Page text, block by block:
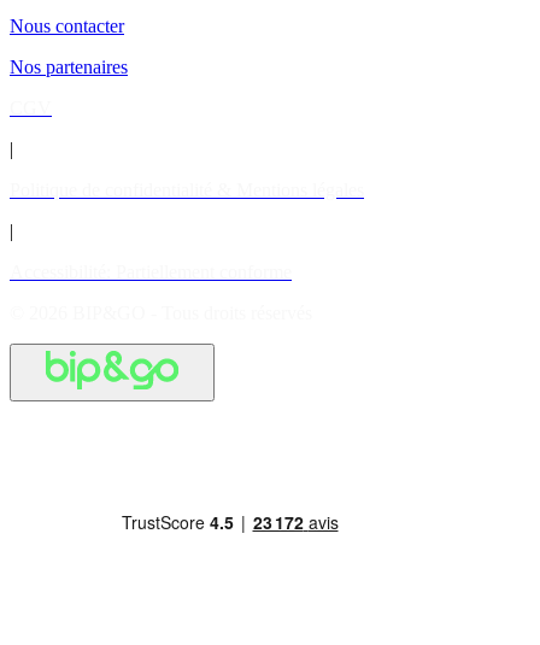
Nous contacter
Nos partenaires
|
|